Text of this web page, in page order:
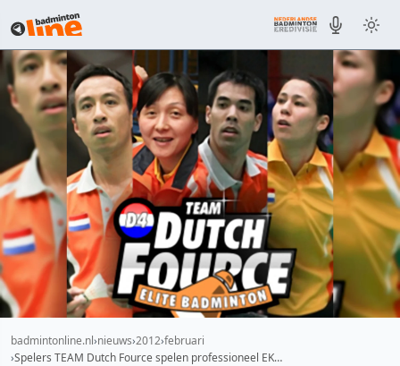
badmintonline.nl nieuws 2012 februari
Spelers TEAM Dutch Fource spelen professioneel EK…